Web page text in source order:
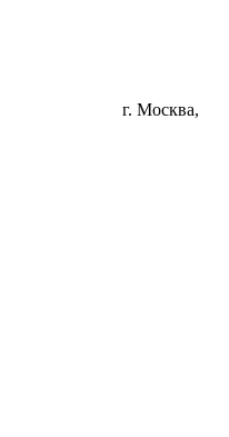
г. Москва,